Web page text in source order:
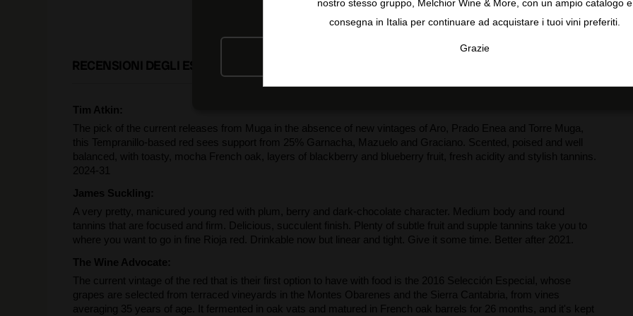
RECENSIONI DEGLI ESPERTI
Tim Atkin:
The pick of the current releases from Muga in the absence of new vintages of Aro, Prado Enea and Torre Muga,
this Tempranillo-based red sees support from 25% Garnacha, Mazuelo and Graciano. Scented, poised and well
balanced, with toasty, mocha French oak, layers of blackberry and blueberry fruit, fresh acidity and stylish tannins.
2024-31
James Suckling:
A very pretty, manicured young red with plum, berry and dark-chocolate character. Medium body and round
tannins that are focused and firm. Delicious, succulent finish. Plenty of subtle fruit and supple tannins take you to
where you want to go in fine Rioja red. Drinkable now but linear and tight. Give it some time. Better after 2021.
The Wine Advocate:
The current vintage of the red that is their first option to have with food is the 2016 Selección Especial, whose
grapes are selected from terraced vineyards in the Montes Obarenes and the Sierra Cantabria, from vines
averaging 35 years of age. It fermented in oak vats and matured in French oak barrels for 26 months, and it's kept
nostro stesso gruppo, Melchior Wine & More, con un ampio catalogo e
consegna in Italia per continuare ad acquistare i tuoi vini preferiti.
Grazie